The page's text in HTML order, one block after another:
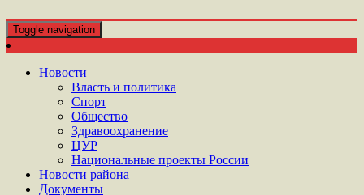
ГАЗЕТА ЛАМАНАН АЗ
ШАТОЙСКАЯ ГАЗЕТА ЛАМАНАН АЗ
Toggle navigation
Новости
Власть и политика
Спорт
Общество
Здравоохранение
ЦУР
Национальные проекты России
Новости района
Документы